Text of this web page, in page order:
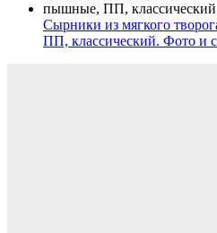
Сырники из мягкого
ПП, классический. Фото и